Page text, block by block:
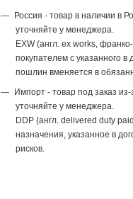
Россия - товар в наличии в
уточняйте у менеджера.
EXW (англ. ex works,
покупателем с указанного
пошлин вменяется в
Импорт - товар под заказ
уточняйте у менеджера.
DDP (англ. delivered duty
назначения, указанное в
рисков.